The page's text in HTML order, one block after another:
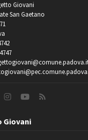
Giovani
San Gaetano